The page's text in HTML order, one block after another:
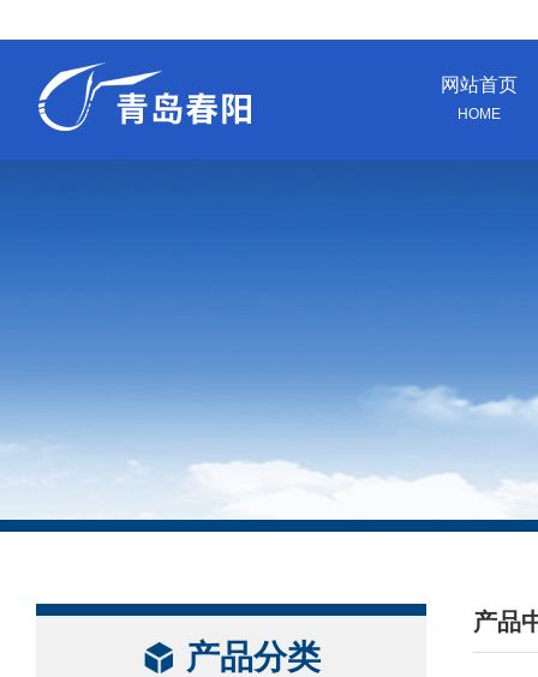
网站首页
HOME
产品分类
产品
/